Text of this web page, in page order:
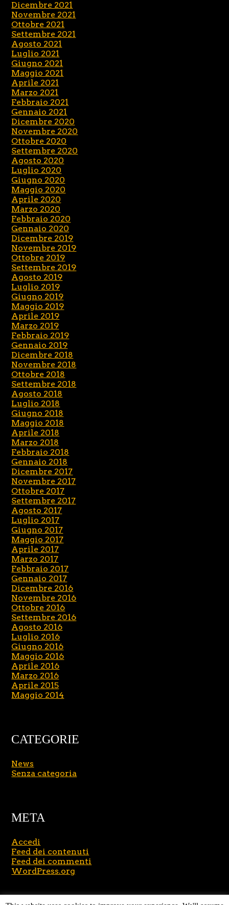
Dicembre 2021
Novembre 2021
Ottobre 2021
Settembre 2021
Agosto 2021
Luglio 2021
Giugno 2021
Maggio 2021
Aprile 2021
Marzo 2021
Febbraio 2021
Gennaio 2021
Dicembre 2020
Novembre 2020
Ottobre 2020
Settembre 2020
Agosto 2020
Luglio 2020
Giugno 2020
Maggio 2020
Aprile 2020
Marzo 2020
Febbraio 2020
Gennaio 2020
Dicembre 2019
Novembre 2019
Ottobre 2019
Settembre 2019
Agosto 2019
Luglio 2019
Giugno 2019
Maggio 2019
Aprile 2019
Marzo 2019
Febbraio 2019
Gennaio 2019
Dicembre 2018
Novembre 2018
Ottobre 2018
Settembre 2018
Agosto 2018
Luglio 2018
Giugno 2018
Maggio 2018
Aprile 2018
Marzo 2018
Febbraio 2018
Gennaio 2018
Dicembre 2017
Novembre 2017
Ottobre 2017
Settembre 2017
Agosto 2017
Luglio 2017
Giugno 2017
Maggio 2017
Aprile 2017
Marzo 2017
Febbraio 2017
Gennaio 2017
Dicembre 2016
Novembre 2016
Ottobre 2016
Settembre 2016
Agosto 2016
Luglio 2016
Giugno 2016
Maggio 2016
Aprile 2016
Marzo 2016
Aprile 2015
Maggio 2014
CATEGORIE
News
Senza categoria
META
Accedi
Feed dei contenuti
Feed dei commenti
WordPress.org
Copyright © 2026 Massimo Brusasco . All Rights